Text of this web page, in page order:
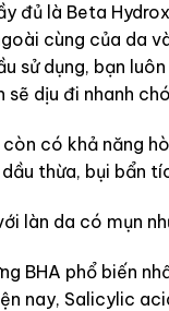
đủ là Beta
cùng của da
sử dụng, bạn
sẽ dịu đi nhanh
còn có khả năng
thừa, bụi bẩn
làn da có mụn
BHA phổ biến
nay, Salicylic